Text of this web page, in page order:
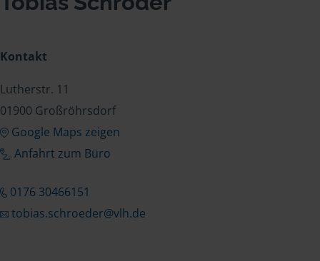
Kontakt
Lutherstr. 11
01900 Großröhrsdorf
Google Maps zeigen
Anfahrt zum Büro
0176 30466151
tobias.schroeder@vlh.de